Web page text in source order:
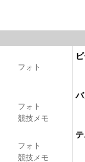
フォト
フォト
競技メモ
フォト
競技メモ